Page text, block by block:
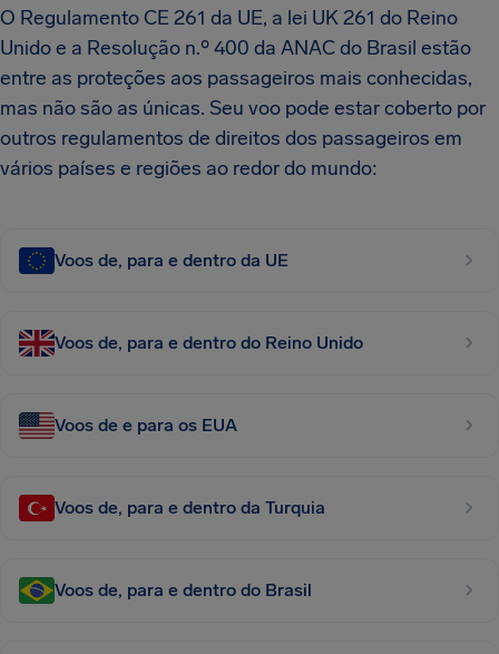
O Regulamento CE 261 da UE, a lei UK 261 do Reino
Unido e a Resolução n.º 400 da ANAC do Brasil estão
entre as proteções aos passageiros mais conhecidas,
mas não são as únicas. Seu voo pode estar coberto por
outros regulamentos de direitos dos passageiros em
vários países e regiões ao redor do mundo:
Voos de, para e dentro da UE
Voos de, para e dentro do Reino Unido
Voos de e para os EUA
Voos de, para e dentro da Turquia
Voos de, para e dentro do Brasil